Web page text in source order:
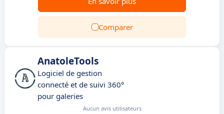
Comparer
AnatoleTools
Logiciel de gestion
connecté et de suivi 360°
pour galeries
Aucun avis utilisateurs